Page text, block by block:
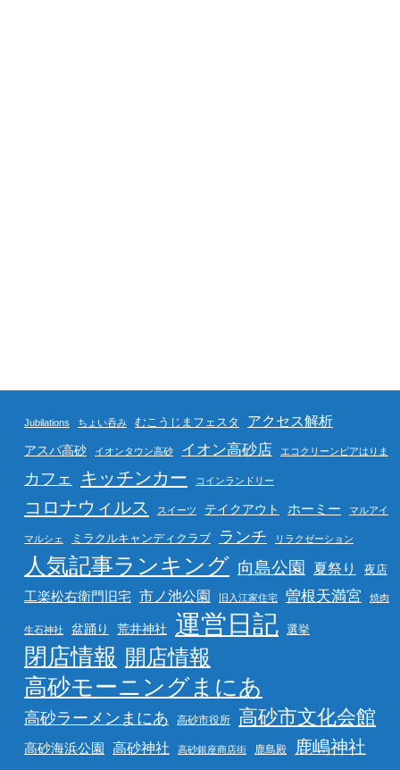
Jubilations ちょい呑み むこうじまフェスタ アクセス解析
アスパ高砂 イオンタウン高砂 イオン高砂店 エコクリーンピアはりま
カフェ キッチンカー コインランドリー
コロナウィルス スイーツ テイクアウト ホーミー マルアイ
マルシェ ミラクルキャンディクラブ ランチ リラクゼーション
人気記事ランキング 向島公園 夏祭り 夜店
工楽松右衛門旧宅 市ノ池公園 旧入江家住宅 曽根天満宮 焼肉
生石神社 盆踊り 荒井神社 運営日記 選挙
閉店情報 開店情報
高砂モーニングまにあ
高砂ラーメンまにあ 高砂市役所 高砂市文化会館
高砂海浜公園 高砂神社 高砂銀座商店街 鹿島殿 鹿嶋神社